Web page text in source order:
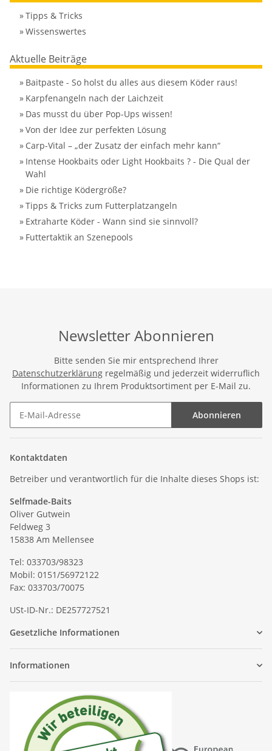
»Tipps & Tricks
»Wissenswertes
Aktuelle Beiträge
» Baitpaste - So holst du alles aus diesem Köder raus!
» Karpfenangeln nach der Laichzeit
» Das musst du über Pop-Ups wissen!
»Von der Idee zur perfekten Lösung
» Carp-Vital – „der Zusatz der einfach mehr kann“
» Intense Hookbaits oder Light Hookbaits ? - Die Qual der
Wahl
» Die richtige Ködergröße?
»Tipps & Tricks zum Futterplatzangeln
» Extraharte Köder - Wann sind sie sinnvoll?
» Futtertaktik an Szenepools
Newsletter Abonnieren
Bitte senden Sie mir entsprechend Ihrer
Datenschutzerklärung regelmäßig und jederzeit widerruflich
Informationen zu Ihrem Produktsortiment per E-Mail zu.
Abonnieren
Kontaktdaten
Betreiber und verantwortlich für die Inhalte dieses Shops ist:
Selfmade-Baits
Oliver Gutwein
Feldweg 3
15838 Am Mellensee
Tel: 033703/98323
Mobil: 0151/56972122
Fax: 033703/70075
USt-ID-Nr.: DE257727521
Gesetzliche Informationen
Informationen